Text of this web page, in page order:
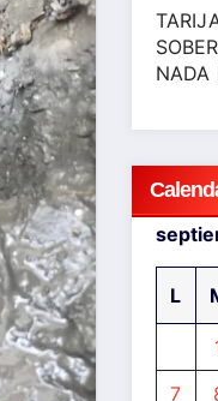
NADA
L
7